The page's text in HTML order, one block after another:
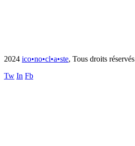
2024 ico•no•cl•a•ste, Tous droits réservés
Tw In Fb